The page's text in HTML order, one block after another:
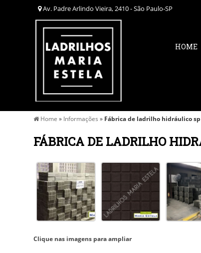
Av. Padre Arlindo Vieira, 2410 - São Paulo-SP
HOME
Home » Informações» Fábrica de ladrilho hidráulico sp
FÁBRICA DE LADRILHO
Clique nas imagens para ampliar